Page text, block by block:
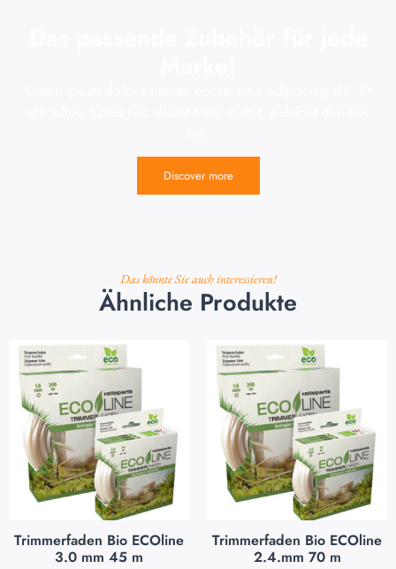
Discover more
Das könnte Sie auch interessieren!
Ähnliche Produkte
Trimmerfaden Bio ECOline
3.0 mm 45 m
Trimmerfaden Bio ECOline
2.4.mm 70 m